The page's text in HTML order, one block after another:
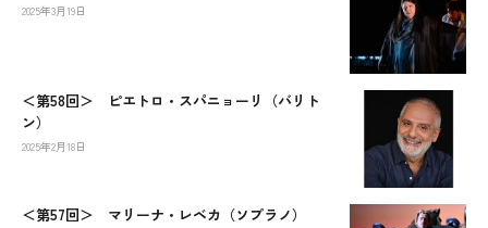
2025年3月19日
＜第58回＞ ピエトロ・スパニョーリ（バリト
ン）
2025年2月18日
＜第57回＞ マリーナ・レベカ（ソプラノ）